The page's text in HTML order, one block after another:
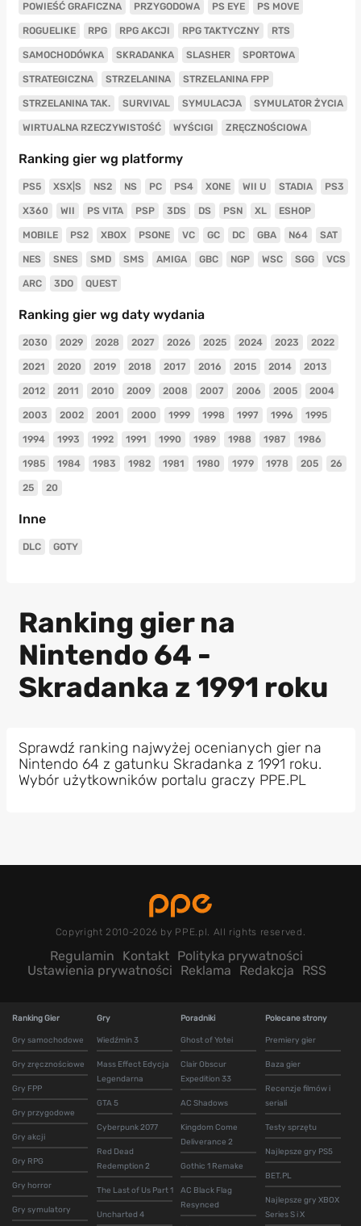
POWIEŚĆ GRAFICZNA PRZYGODOWA PS EYE PS MOVE
ROGUELIKE RPG RPG AKCJI RPG TAKTYCZNY RTS
SAMOCHODÓWKA SKRADANKA SLASHER SPORTOWA
STRATEGICZNA STRZELANINA STRZELANINA FPP
STRZELANINA TAK. SURVIVAL SYMULACJA SYMULATOR ŻYCIA
WIRTUALNA RZECZYWISTOŚĆ WYŚCIGI ZRĘCZNOŚCIOWA
Ranking gier wg platformy
PS5 XSX|S NS2 NS PC PS4 XONE WII U STADIA PS3
X360 WII PS VITA PSP 3DS DS PSN XL ESHOP
MOBILE PS2 XBOX PSONE VC GC DC GBA N64 SAT
NES SNES SMD SMS AMIGA GBC NGP WSC SGG VCS
ARC 3DO QUEST
Ranking gier wg daty wydania
2030 2029 2028 2027 2026 2025 2024 2023 2022
2021 2020 2019 2018 2017 2016 2015 2014 2013
2012 2011 2010 2009 2008 2007 2006 2005 2004
2003 2002 2001 2000 1999 1998 1997 1996 1995
1994 1993 1992 1991 1990 1989 1988 1987 1986
1985 1984 1983 1982 1981 1980 1979 1978 205 26
25 20
Inne
DLC GOTY
Ranking gier na
Nintendo 64 -
Skradanka z 1991 roku
Sprawdź ranking najwyżej ocenianych gier na
Nintendo 64 z gatunku Skradanka z 1991 roku.
Wybór użytkowników portalu graczy PPE.PL
Copyright 2010-2026 by PPE.pl. All rights reserved.
Regulamin Kontakt Polityka prywatności
Ustawienia prywatności
Reklama Redakcja RSS
Ranking Gier
Gry samochodowe
Gry zręcznościowe
Gry FPP
Gry przygodowe
Gry akcji
Gry RPG
Gry horror
Gry symulatory
Gry
Wiedźmin 3
Mass Effect Edycja
Legendarna
GTA 5
Cyberpunk 2077
Red Dead
Redemption 2
The Last of Us Part 1
Uncharted 4
Poradniki
Ghost of Yotei
Clair Obscur
Expedition 33
AC Shadows
Kingdom Come
Deliverance 2
Gothic 1 Remake
AC Black Flag
Resynced
Polecane strony
Premiery gier
Baza gier
Recenzje filmów i
seriali
Testy sprzętu
Najlepsze gry PS5
BET.PL
Najlepsze gry XBOX
Series S i X